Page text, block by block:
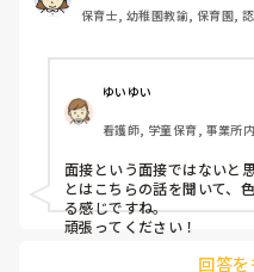
保育士, 幼稚園教諭, 保育園,
ゆいゆい
看護師, 学童保育, 事業所
面接という面接ではないと
とはこちらの話を聞いて、
る感じですね。
頑張ってください！
回答